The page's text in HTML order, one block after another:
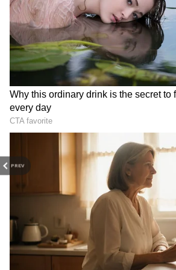
PREV
ஓம் கருஞ்சந்தனப் பிரியனே
ஓம் கருங்கொடியனே
ஓம் கருநிறக் குடையனே
ஓம் கண்ணொன்றிலானே
ஓம் காகமேறியவனே
ஓம் காசியில் பூசித்தவனே
Astrology Tamil: நீங்க
எந்த லக்னம்? இந்த
தெய்வ படத்தை மட்டும்
பூஜித்தால் போதும்.! சகல
வரும்!
Aadi